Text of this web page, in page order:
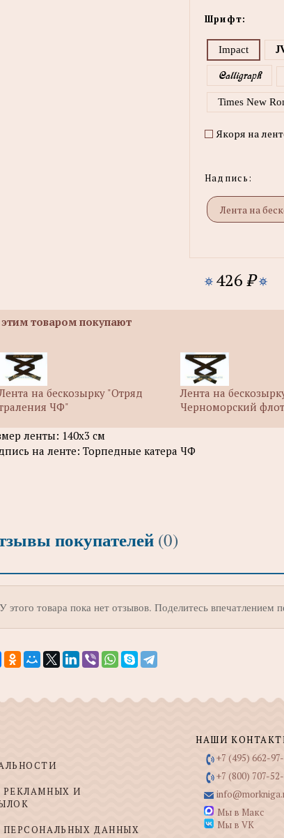
Шрифт:
Impact
Calligraph
Times New
Якоря на
Надпись:
426 ₽
товаром покупают
на бескозырку "Отряд
ЧФ"
Лента на
Черноморский
ленты: 140х3 см
на ленте: Торпедные катера ЧФ
покупателей (0)
У этого товара пока нет отзывов. Поделитесь впечатлением
РЕКЛАМНЫХ И
ПЕРСОНАЛЬНЫХ ДАННЫХ
НАШИ
+7 (495) 662-
+7 (800) 707-
Мы в Макс
Мы в VK